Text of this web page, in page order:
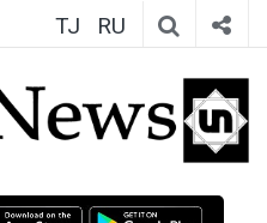
TJ RU
ИмрӯзNews